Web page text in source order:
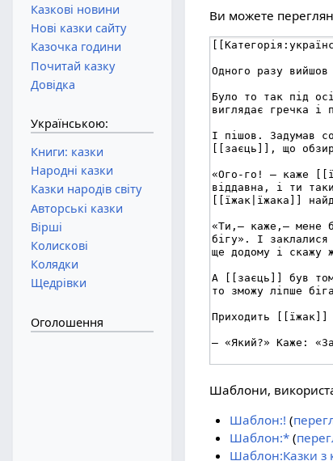
Ви можете
Шаблони,
Шаблон:! (
Шаблон:*(
Шаблон:Казки з
Казкові новини
Нові казки сайту
Казочка години
Почитай казку
Довідка
Українською:
Книги: казки
Народні казки
Казки народів світу
Авторські казки
Вірші
Колискові
Колядки
Щедрівки
Оголошення